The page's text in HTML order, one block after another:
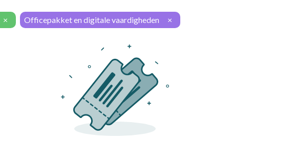
× Officepakket en digitale vaardigheden ×